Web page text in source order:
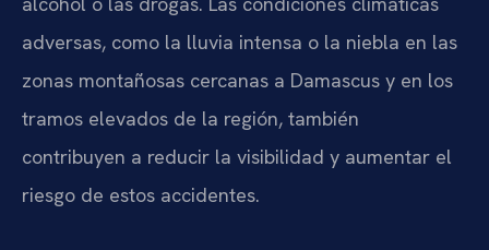
adversas, como la lluvia intensa o la niebla en las
zonas montañosas cercanas a Damascus y en los
tramos elevados de la región, también
contribuyen a reducir la visibilidad y aumentar el
riesgo de estos accidentes.